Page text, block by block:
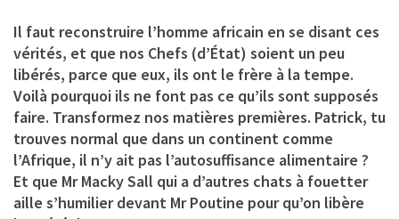
Il faut reconstruire l’homme africain en se disant ces
vérités, et que nos Chefs (d’État) soient un peu
libérés, parce que eux, ils ont le frère à la tempe.
Voilà pourquoi ils ne font pas ce qu’ils sont supposés
faire. Transformez nos matières premières. Patrick, tu
trouves normal que dans un continent comme
l’Afrique, il n’y ait pas l’autosuffisance alimentaire ?
Et que Mr Macky Sall qui a d’autres chats à fouetter
aille s’humilier devant Mr Poutine pour qu’on libère